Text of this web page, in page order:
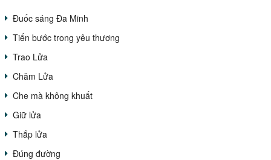
Đuốc sáng Đa Minh
Tiến bước trong yêu thương
Trao Lửa
Chăm Lửa
Che mà không khuất
Giữ lửa
Thắp lửa
Đúng đường